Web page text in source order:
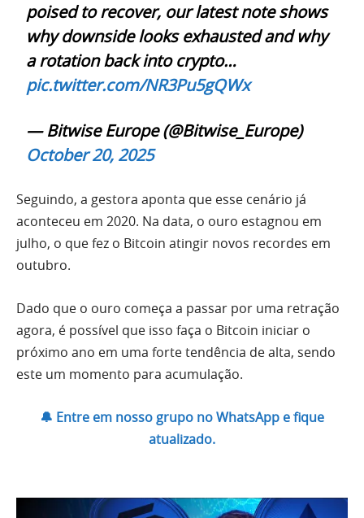
poised to recover, our latest note shows
why downside looks exhausted and why
a rotation back into crypto…
pic.twitter.com/NR3Pu5gQWx
— Bitwise Europe (@Bitwise_Europe)
October 20, 2025
Seguindo, a gestora aponta que esse cenário já
aconteceu em 2020. Na data, o ouro estagnou em
julho, o que fez o Bitcoin atingir novos recordes em
outubro.
Dado que o ouro começa a passar por uma retração
agora, é possível que isso faça o Bitcoin iniciar o
próximo ano em uma forte tendência de alta, sendo
este um momento para acumulação.
🔔 Entre em nosso grupo no WhatsApp e fique
atualizado.